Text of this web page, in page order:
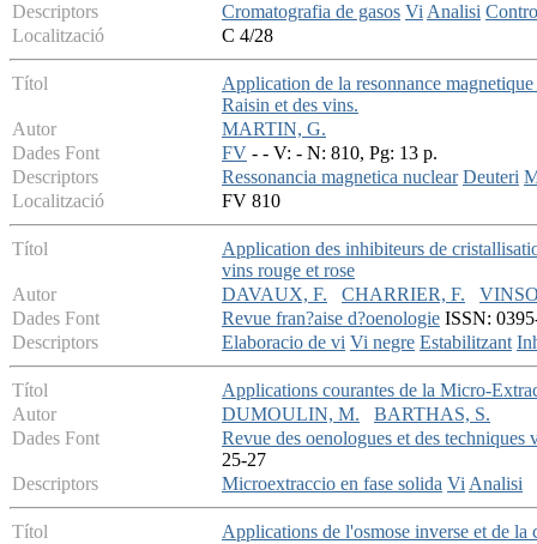
Descriptors
Cromatografia de gasos ViAnalisi
Localització
C 4/28
Títol
Application de la resonnance
Raisin et des vins.
Autor
MARTIN, G.
Dades Font
FV - - V: - N: 810, Pg: 13 p.
Descriptors
Ressonancia magnetica nuclear Deuteri
Localització
FV 810
Títol
Application des inhibiteurs de
vins rouge et rose
Autor
DAVAUX, F. CHARRIER, F.
Dades Font
Revue fran?aise d?oenologie ISSN:
Descriptors
Elaboracio de vi Vi negre Estabilitzant
Títol
Applications courantes de la Micro-
Autor
DUMOULIN, M.
BARTHAS, S.
Dades Font
Revue des oenologues et des
25-27
Descriptors
Microextraccio en fase solida ViAnalisi
Títol
Applications de l'osmose inverse et de